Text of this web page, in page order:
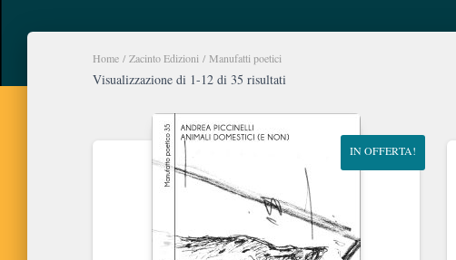
Home / Zacinto Edizioni / Manufatti poetici
Visualizzazione di 1-12 di 35 risultati
base
al
recente
IN OFFERTA!